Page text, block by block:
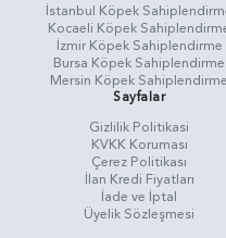
İstanbul Köpek
Kocaeli Köpek
İzmir Köpek Sahiplendirme
Bursa Köpek Sahiplendirme
Mersin Köpek Sahiplendirme
Sayfalar
Gizlilik Politikasi
KVKK Koruması
Çerez Politikası
İlan Kredi Fiyatları
İade ve İptal
Üyelik Sözleşmesi